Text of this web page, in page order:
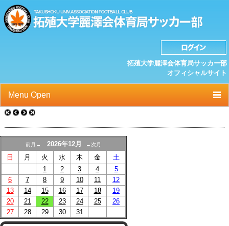
拓殖大学麗澤会体育局サッカー部
オフィシャルサイト
Menu Open
TOP
ニュース
クラブプロフィール
選手/スタッフ一覧
スケジュール
OB紹介/OB会
前月← 2026年12月 →次月
日 月 火 水 木 金
土
1
2 3 4
5
6
7 8 9 10 11
12
13
14 15 16 17 18
19
20
21 22 23 24 25
26
27
28 29 30 31